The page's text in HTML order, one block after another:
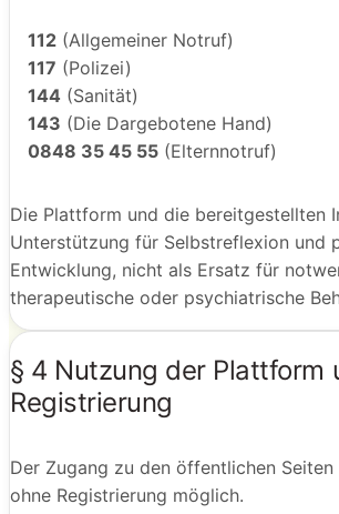
112 (Allgemeiner Notruf)
117 (Polizei)
144 (Sanität)
143 (Die Dargebotene Hand)
0848 35 45 55 (Elternnotruf)
Die Plattform und die bereitgestellten
Unterstützung für Selbstreflexion und
Entwicklung, nicht als Ersatz für
therapeutische oder psychiatrische
§ 4 Nutzung der Plattform
Registrierung
Der Zugang zu den öffentlichen
ohne Registrierung möglich.